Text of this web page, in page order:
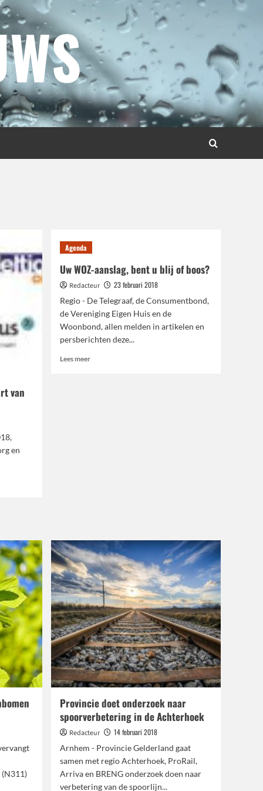
van
en
Agenda
Uw WOZ-aanslag, bent u blij of boos?
Redacteur
23 februari 2018
Regio - De Telegraaf, de Consumentbond,
de Vereniging Eigen Huis en de
Woonbond, allen melden in artikelen en
persberichten deze...
Lees meerLees
(N311)
Provincie doet onderzoek naar
spoorverbetering in de Achterhoek
Redacteur
14 februari 2018
Arnhem - Provincie Gelderland gaat
samen met regio Achterhoek, ProRail,
Arriva en BRENG onderzoek doen naar
verbetering van de spoorlijn...